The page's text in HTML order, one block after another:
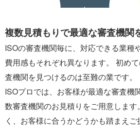
複数見積もりで最適な審査機関
ISOの審査機関毎に、対応できる業種
費用感もそれぞれ異なります。 初め
査機関を見つけるのは至難の業です。
ISOプロでは、お客様が最適な審査機
数審査機関のお見積りをご用意します
く、お客様に合うかどうかも踏まえご